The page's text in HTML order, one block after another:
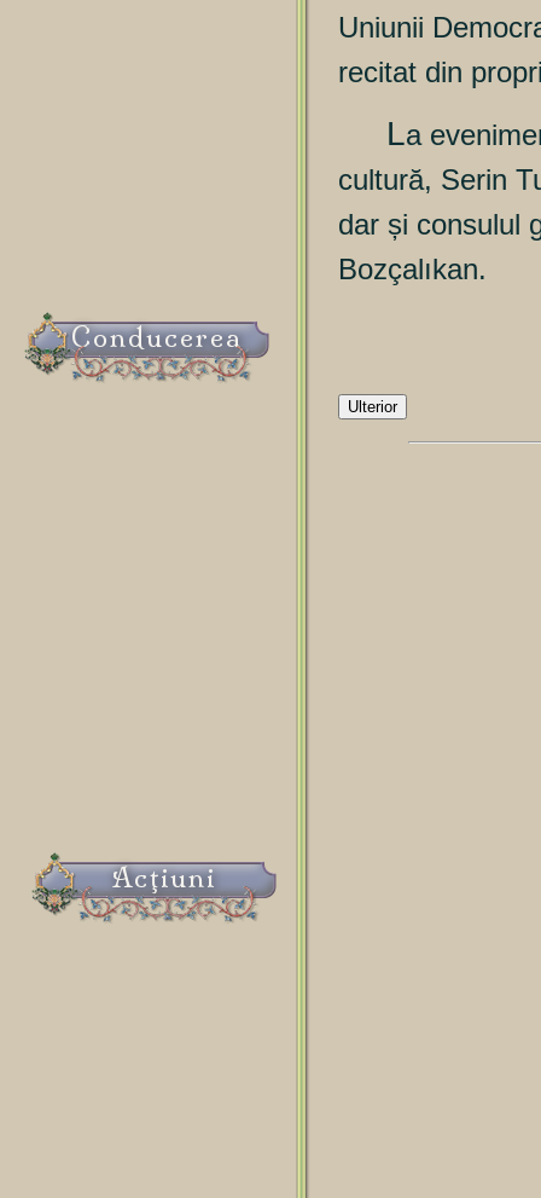
Conducerea
Acţiuni
Uniunii
recitat din
La
cultură, Serin
dar și consulul
Bozçalıkan.
Ulterior